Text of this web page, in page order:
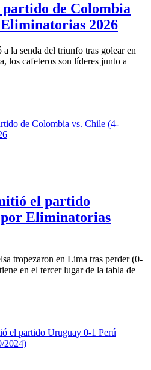
de Colombia
2026
la senda del triunfo tras golear en
los cafeteros son líderes junto a
el partido
Eliminatorias
tropezaron en Lima tras perder (0-
en el tercer lugar de la tabla de